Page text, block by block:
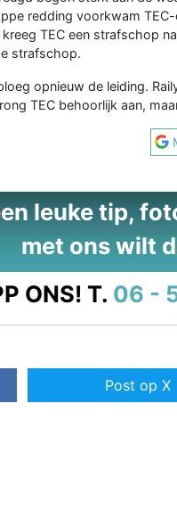
redding voorkwam
TEC een strafschop
strafschop.
opnieuw de leiding.
TEC behoorlijk aan,
leuke tip,
met ons wilt
ONS! T. 06 -
Post op X